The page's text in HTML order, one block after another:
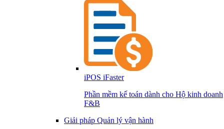
iPOS iFaster
Phần mềm kế toán dành cho Hộ kinh doanh
F&B
Giải pháp Quản lý vận hành